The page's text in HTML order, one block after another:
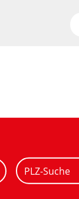
PLZ-Suche